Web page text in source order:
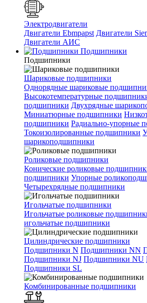
Электродвигатели
Двигатели Ebmpapst Двигатели
Двигатели АИС
Подшипники
Подшипники
Шариковые подшипники
Однорядные шариковые
Высокотемпературные
подшипники Двухрядные
Миниатюрные подшипники
подшипники Радиально-упорные
Токоизолированные подшипники
шарикоподшипники
Роликовые подшипники
Конические роликовые
подшипники Упорные
Четырехрядные подшипники
Игольчатые подшипники
Игольчатые роликовые
игольчатые подшипники
Цилиндрические подшипники
Подшипники N Подшипники NN
Подшипники NJ Подшипники NU
Подшипники SL
Комбинированные подшипники